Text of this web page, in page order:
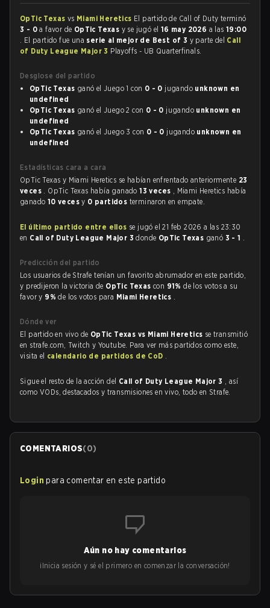
OpTic Texas vs Miami Heretics El partido de Call of Duty terminó
3 - 0 a favor de OpTic Texas y se jugó el 16 may 2026 a las19:00
. El partido fue una serie al mejor de Best of 3 y parte del Call
of Duty League Major 3 Playoffs - UB Quarterfinals.
Desglose del partido
OpTic Texas ganó el Juego 1 con 0 - 0 jugando unknown en
undefined
OpTic Texas ganó el Juego 2 con 0 - 0 jugando unknown en
undefined
OpTic Texas ganó el Juego 3 con 0 - 0 jugando unknown en
undefined
Estadísticas cara a cara
OpTic Texas y Miami Heretics se habían enfrentado anteriormente 23
veces . OpTic Texas había ganado13 veces , Miami Heretics había
ganado 10 vecesy 0 partidos terminaron en empate.
El último partido entre ellos se jugó el 21 feb 2026 a las 23:30
en Call of Duty League Major 3donde OpTic Texas ganó 3 - 1 .
Predicción del partido
Los usuarios de Strafe tenían un favorito abrumador en este partido,
y predijeron la victoria de OpTic Texascon 91%de los votos a su
favor y 9%de los votos para Miami Heretics .
Dónde ver
El partido en vivo de OpTic Texas vs Miami Heretics se transmitió
en strafe.com, Twitch y Youtube. Para ver más partidos como este,
visita el calendario de partidos de CoD .
Sigue el resto de la acción del Call of Duty League Major 3 , así
como VODs, destacados y transmisiones en vivo, todo en Strafe.
COMENTARIOS(0)
Login para comentar en este partido
Aún no hay comentarios
¡Inicia sesión y sé el primero en comenzar la conversación!